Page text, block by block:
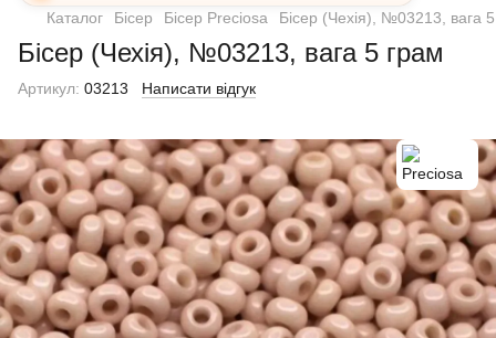
Каталог Бісер Бісер Preciosa Бісер (Чехія), №03213, вага
Бісер (Чехія), №03213, вага 5 грам
Артикул: 03213 Написати відгук